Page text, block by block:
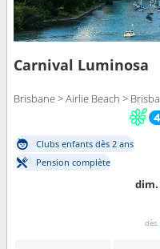
Carnival Luminosa
Brisbane > Airlie Beach >
Clubs enfants dès 2 ans
Pension complète
dim.
dès